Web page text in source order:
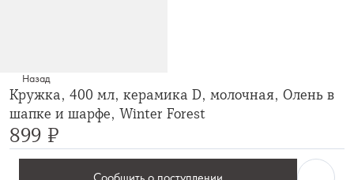
Назад
Кружка, 400 мл, керамика D, молочная, Олень в
шапке и шарфе, Winter Forest
899 ₽
Сообщить о поступлении